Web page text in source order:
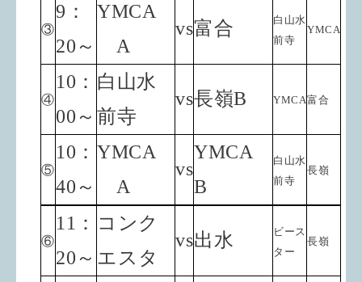
③
9：
20～
YMCA
A
vs富合
白山水
前寺
YMCA
④
10：
00～
白山水
前寺
vs長嶺B YMCA富合
⑤
10：
40～
YMCA
A
vs
YMCA
B
白山水
前寺
長嶺
⑥
11：
20～
コンク
エスタ
vs出水
ビース
ター
長嶺